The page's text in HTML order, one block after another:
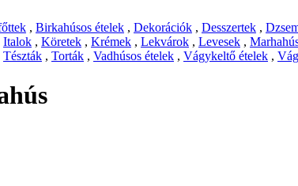
, Birkahúsos ételek , Dekorációk , Desszertek ,
Italok , Köretek , Krémek , Lekvárok , Levesek ,
Tészták , Torták , Vadhúsos ételek , Vágykeltő ételek ,